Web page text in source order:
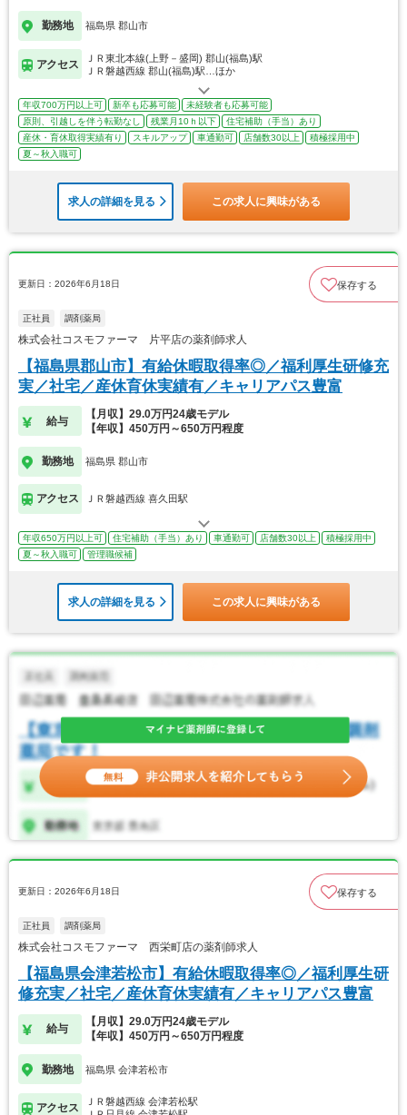
勤務地 福島県 郡山市
アクセス
ＪＲ東北本線(上野－盛岡) 郡山(福島)駅
ＪＲ磐越西線 郡山(福島)駅…ほか
年収700万円以上可 新卒も応募可能
未経験者も応募可能
原則、引越しを伴う転勤なし
残業月10ｈ以下
住宅補助（手当）あり
産休・育休取得実績有り
スキルアップ 車通勤可 店舗数30以上
積極採用中
夏～秋入職可
求人の詳細を見る この求人に興味がある
更新日：2026年6月18日 保存する
正社員 調剤薬局
株式会社コスモファーマ 片平店の薬剤師求人
【福島県郡山市】有給休暇取得率◎／福利厚生研修充
実／社宅／産休育休実績有／キャリアパス豊富
給与
【月収】29.0万円24歳モデル
【年収】450万円～650万円程度
勤務地 福島県 郡山市
アクセス ＪＲ磐越西線 喜久田駅
年収650万円以上可 住宅補助（手当）あり 車通勤可 店舗数30以上
積極採用中
夏～秋入職可
管理職候補
求人の詳細を見る この求人に興味がある
更新日：2026年6月18日 保存する
正社員 調剤薬局
株式会社コスモファーマ 西栄町店の薬剤師求人
【福島県会津若松市】有給休暇取得率◎／福利厚生研
修充実／社宅／産休育休実績有／キャリアパス豊富
給与
【月収】29.0万円24歳モデル
【年収】450万円～650万円程度
勤務地 福島県 会津若松市
アクセス
ＪＲ磐越西線 会津若松駅